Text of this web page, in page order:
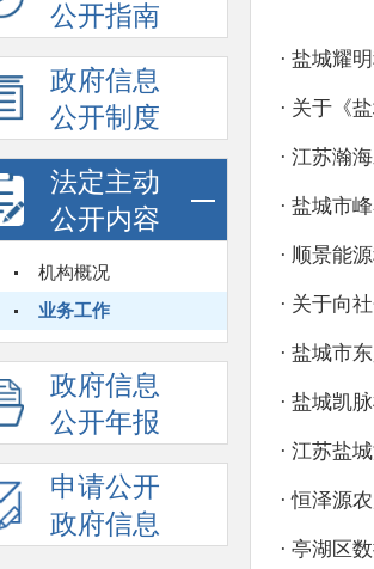
公开指南
政府信息
公开制度
法定主动
公开内容
机构概况
业务工作
政府信息
公开年报
申请公开
政府信息